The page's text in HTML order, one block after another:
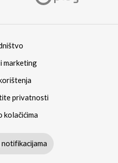
marketing
privatnosti
kolačićima